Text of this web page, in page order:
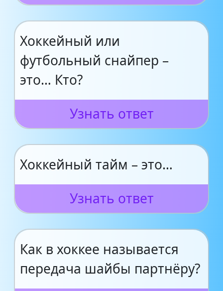
Хоккейный или
футбольный снайпер –
это… Кто?
Узнать ответ
Хоккейный тайм – это…
Узнать ответ
Как в хоккее называется
передача шайбы партнёру?